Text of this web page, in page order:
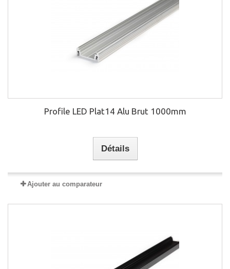
Profile LED Plat14 Alu Brut 1000mm
Détails
Ajouter au comparateur